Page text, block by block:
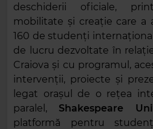
deschiderii oficiale,
mobilitate și creație care a
160 de studenți
de lucru dezvoltate în
Craiova și cu programul,
intervenții, proiecte și
legat orașul de o rețea
paralel, Shakespeare
platformă pentru